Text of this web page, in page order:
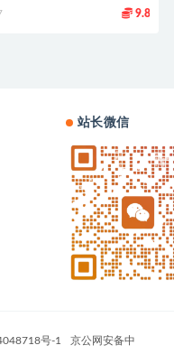
9.8
站长微信
号-1 京公网安备中